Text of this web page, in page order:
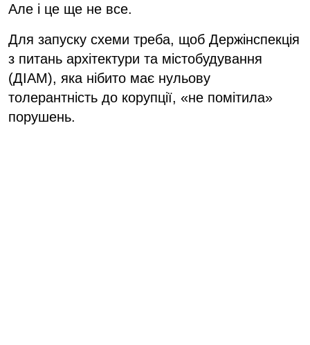
Але і це ще не все.
Для запуску схеми треба, щоб Держінспекція
з питань архітектури та містобудування
(ДІАМ), яка нібито має нульову
толерантність до корупції, «не помітила»
порушень.